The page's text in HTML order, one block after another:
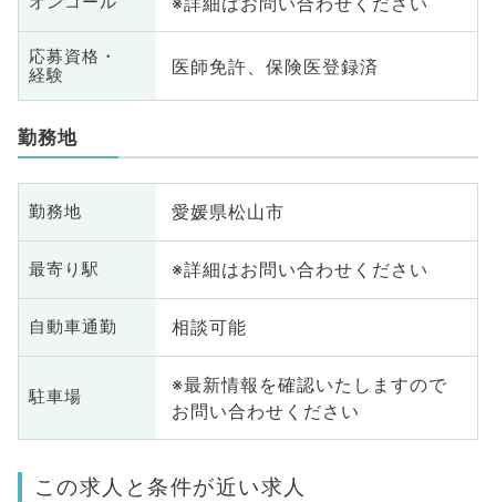
応募資格・
経験
医師免許、保険医登録済
勤務地
勤務地 愛媛県松山市
最寄り駅 ※詳細はお問い合わせください
自動車通勤 相談可能
駐車場
※最新情報を確認いたしますので
お問い合わせください
この求人と条件が近い求人